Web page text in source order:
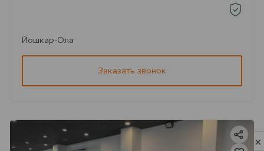
Йошкар-Ола
Заказать звонок
Privacy notice